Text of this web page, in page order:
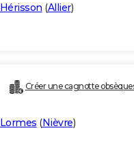
Hérisson (Allier)
Créer une cagnotte
Lormes (Nièvre)